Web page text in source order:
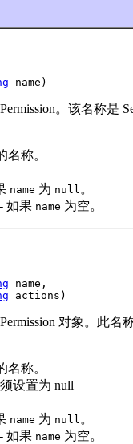
name)
。该名称是
名称。
name 为 null 。
- 如果 name 为空。
name,
actions)
对象。此名
名称。
设置为 null
name 为 null 。
- 如果 name 为空。